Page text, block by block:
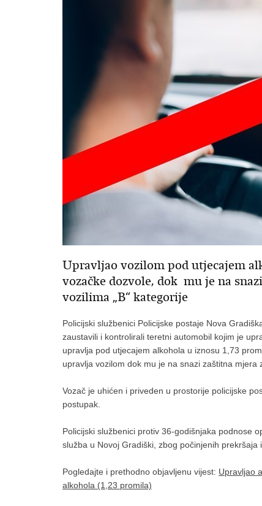
Upravljao vozilom pod utjecajem
vozačke dozvole, dok mu je na
vozilima „B“ kategorije
Policijski službenici Policijske postaje Nova
zaustavili i kontrolirali teretni automobil kojim je
upravlja pod utjecajem alkohola u iznosu 1,73
upravlja vozilom dok mu je na snazi zaštitna mjera
Vozač je uhićen i priveden u prostorije policijske
postupak.
Policijski službenici protiv 36-godišnjaka podnose
služba u Novoj Gradiški, zbog počinjenih
Pogledajte i prethodno objavljenu vijest: Upravljao
alkohola (1,23 promila)